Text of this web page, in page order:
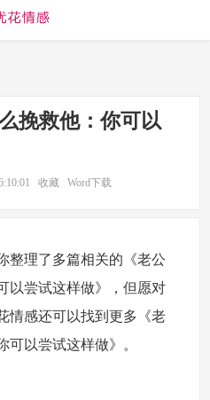
挽救他：你可以
收藏 Word下载
整理了多篇相关的《老公
以尝试这样做》，但愿对
情感还可以找到更多《老
可以尝试这样做》。